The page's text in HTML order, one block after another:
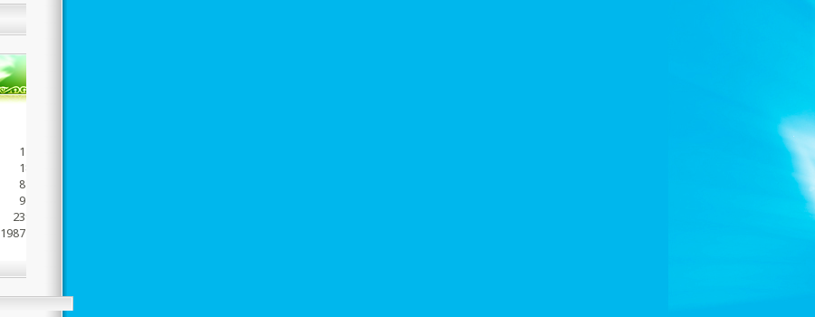
1185
1825
8526
9493
23942
1987467